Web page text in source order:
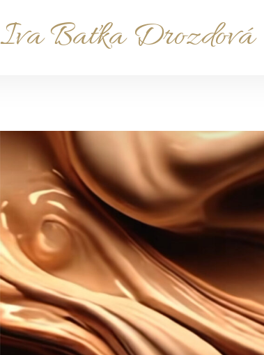
Iva Baťka Drozdová